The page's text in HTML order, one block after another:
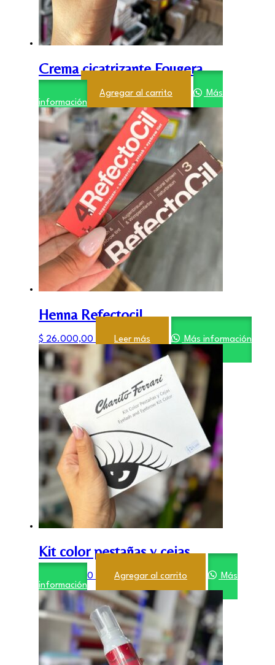
Crema cicatrizante Fougera
Agregar al carrito
Más
información
Henna Refectocil
$ 26.000,00 Leer más Más información
Kit color pestañas y cejas
24.000,00 Agregar al carrito
Más
información